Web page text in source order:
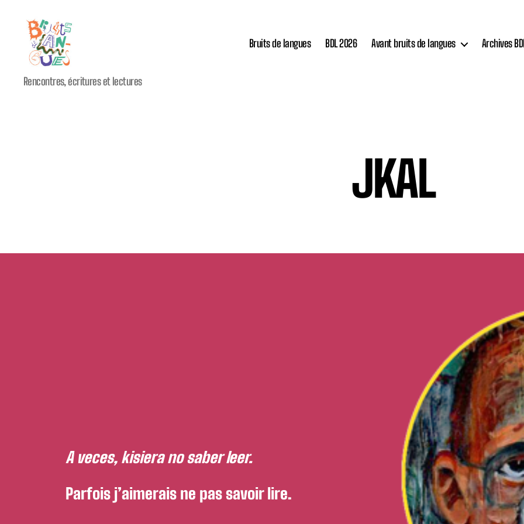
Festival
international
Rencontres, écritures et lectures
Bruits de langues BDL 2026 Avant bruits de langues Archives
JKAL
A veces, kisiera no saber leer.
Parfois j’aimerais ne pas savoir lire.